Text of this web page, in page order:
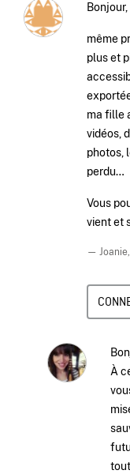
Bonjour,
même
plus et
ma fille
vidéos,
photos,
perdu…
Vous
vient et
— Joanie,
À